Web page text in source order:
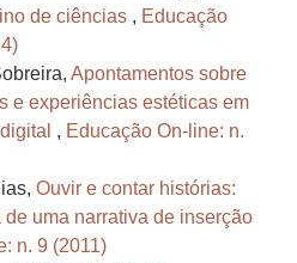
de ciências , Educação
Apontamentos sobre
e experiências estéticas em
, Educação On-line: n.
Ouvir e contar histórias:
uma narrativa de inserção
n. 9 (2011)